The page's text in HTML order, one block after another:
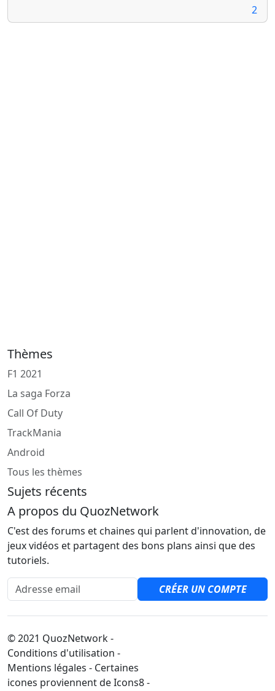
2
Thèmes
F1 2021
La saga Forza
Call Of Duty
TrackMania
Android
Tous les thèmes
Sujets récents
A propos du QuozNetwork
C'est des forums et chaines qui parlent d'innovation, de
jeux vidéos et partagent des bons plans ainsi que des
tutoriels.
Adresse email
CRÉER UN COMPTE
© 2021 QuozNetwork -
Conditions d'utilisation -
Mentions légales - Certaines
icones proviennent de Icons8 -